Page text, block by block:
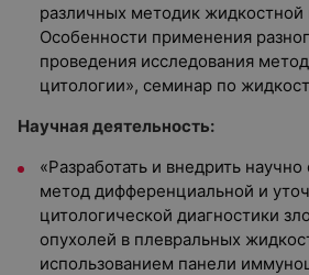
различных методик жидкостной
Особенности применения
проведения исследования
цитологии», семинар по
Научная деятельность:
«Разработать и внедрить
метод дифференциальной и
цитологической диагностики
опухолей в плевральных
использованием панели